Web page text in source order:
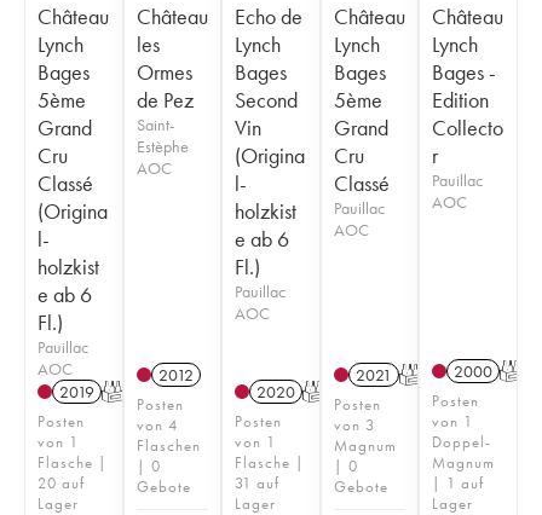
Château
Lynch
Bages
5ème
Grand
Cru
Classé
(Origina
l-
holzkist
e ab 6
Fl.)
Pauillac
AOC
2019 T
Posten
von 1
Flasche |
20 auf
Lager
Château
les
Ormes
de Pez
Saint-
Estèphe
AOC
2012
Posten
von 4
Flaschen
| 0
Gebote
Echo de
Lynch
Bages
Second
Vin
(Origina
l-
holzkist
e ab 6
Fl.)
Pauillac
AOC
2020 T
Posten
von 1
Flasche |
31 auf
Lager
Château
Lynch
Bages
5ème
Grand
Cru
Classé
Pauillac
AOC
2021 T
Posten
von 3
Magnum
| 0
Gebote
Château
Lynch
Bages -
Edition
Collecto
r
Pauillac
AOC
2000 T
Posten
von 1
Doppel-
Magnum
| 1 auf
Lager